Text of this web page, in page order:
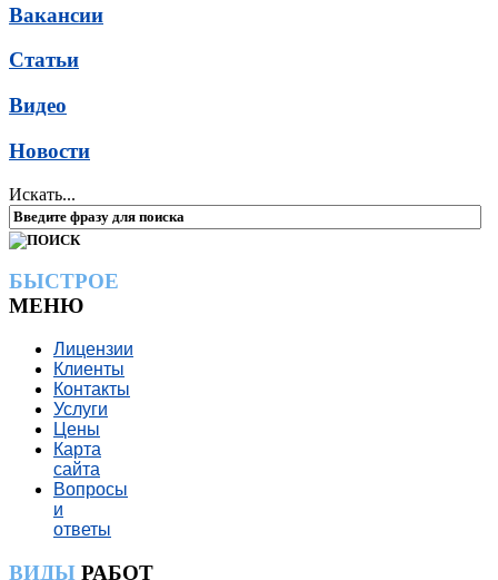
Вакансии
Статьи
Видео
Новости
Искать...
БЫСТРОЕ
МЕНЮ
Лицензии
Клиенты
Контакты
Услуги
Цены
Карта
сайта
Вопросы
и
ответы
ВИДЫ РАБОТ